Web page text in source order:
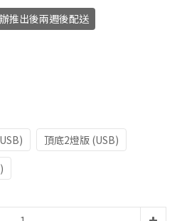
推出後兩週後配送
頂底2燈版 (USB)